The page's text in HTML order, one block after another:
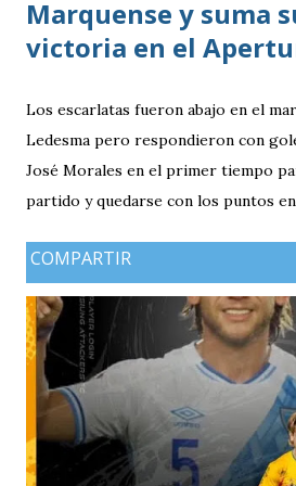
Marquense y suma
victoria en el
Los escarlatas fueron abajo en el
Ledesma pero respondieron con
José Morales en el primer tiempo
partido y quedarse con los puntos
COMPARTIR